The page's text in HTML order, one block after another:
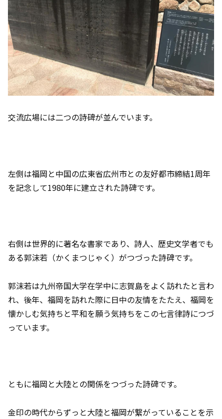
交流広場には二つの詩碑が並んでいます。
左側は福岡と中国の広東省広州市との友好都市締結1周年
を記念して1980年に建立された詩碑です。
右側は世界的に著名な書家であり、詩人、歴史文学者でも
ある郭沫若（かくまつじゃく）がつづった詩碑です。
郭沫若は九州帝国大学在学中に志賀島をよく訪れたと言わ
れ、後年、福岡を訪れた際に日中の友情をたたえ、福岡を
懐かしむ気持ちと平和を願う気持ちをこの七言律詩につづ
っています。
ともに福岡と大陸との関係をつづった詩碑です。
金印の時代からずっと大陸と福岡が繋がっていることを示